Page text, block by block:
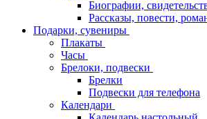
Биографии,
Рассказы, повести,
Подарки, сувениры
Плакаты
Часы
Брелоки, подвески
Брелки
Подвески для телефона
Календари